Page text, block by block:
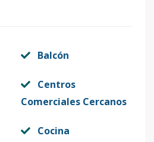
Balcón
Centros
Comerciales Cercanos
Cocina